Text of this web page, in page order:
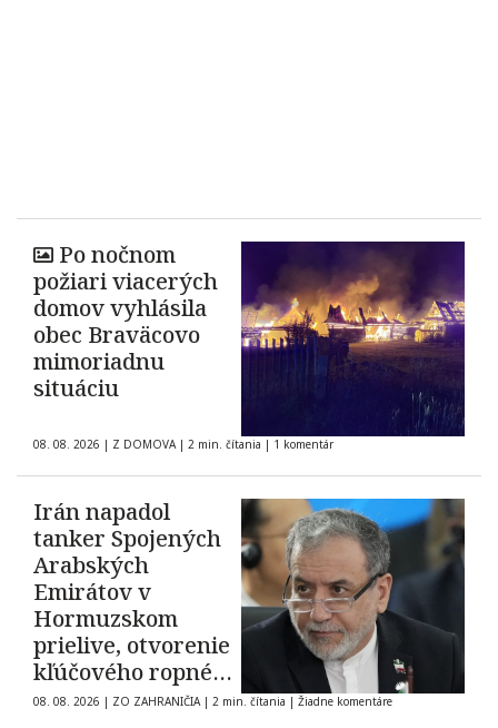
Po nočnom
požiari viacerých
domov vyhlásila
obec Braväcovo
mimoriadnu
situáciu
08. 08. 2026 | Z DOMOVA | 2 min. čítania | 1 komentár
Irán napadol
tanker Spojených
Arabských
Emirátov v
Hormuzskom
prielive, otvorenie
kľúčového ropného
koridoru ostáva
08. 08. 2026 | ZO ZAHRANIČIA | 2 min. čítania | Žiadne komentáre